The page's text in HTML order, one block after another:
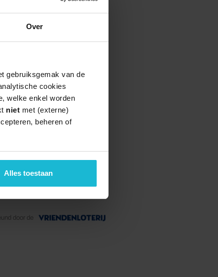
Over
gebruiksgemak van de
cookies
welke enkel worden
niet met (externe)
beheren of
Alles toestaan
door de